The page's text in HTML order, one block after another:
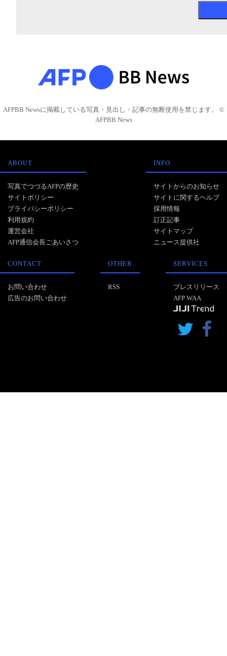
AFPBB Newsに掲載している写真・見出し・記事の無断使用を禁じます。 ©
AFPBB News
ABOUT
写真でつづるAFPの歴史
サイトポリシー
プライバシーポリシー
利用規約
運営会社
AFP通信会長ごあいさつ
INFO
サイトからのお知らせ
サイトに関するヘルプ
採用情報
訂正記事
サイトマップ
ニュース提供社
CONTACT
お問い合わせ
広告のお問い合わせ
OTHER
RSS
SERVICES
プレスリリース
AFP WAA